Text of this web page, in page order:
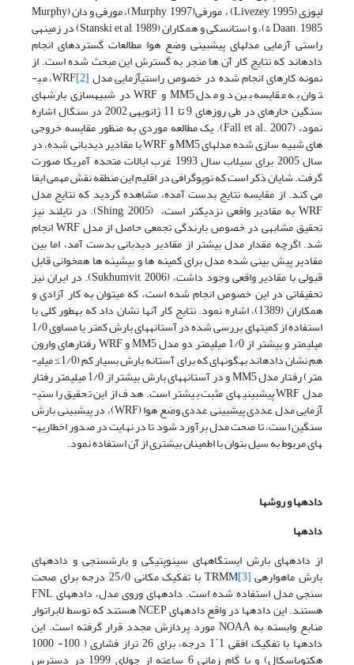
لیوزی (Livezey, 1995) ، مورفی(Murphy, 1997)، مورفی و دان (Murphy
& Daan , 1985)، و استانسکی و همکاران (Stanski et al, 1989) در زمینه­ی
راستی آزمایی مدل­های پیش­بینی وضع هوا مطالعات گسترده­ای انجام
داده­اند که نتایج کار آن ها منجر به گسترش این مبحث شده است. از
نمونه کارهای انجام شده در خصوص راستی­آزمایی مدل WRF[2] ، می­
توان به مقایسه بین دو مدل MM5 و WRF در شبیه­سازی بارش­های
سنگین حاره­ای در طی روزهای 9 تا 11 ژانویه­ی 2002 در سنگال اشاره
نمود، (Fall et al., 2007). یک مطالعه موردی به منظور مقایسه خروجی
های شبیه سازی شده مدل­های MM5 و WRF با مقادیر دیدبانی شده، در
سال 2005 برای سیلاب سال 1993 غرب ایالات متحده آمریکا صورت
گرفت. شایان ذکر است که توپوگرافی در اقلیم این منطقه نقش مهمی ایفا
می کند. از مقایسه نتایج بدست آمده، مشاهده گردید که نتایج مدل
WRF به مقادیر واقعی نزدیکتر است، (Shing, 2005). در تایلند نیز
تحقیق مشابهی در خصوص بارندگی تجمعی حاصل از مدل WRF انجام
شد. اگرچه مقدار مدل بیشتر از مقادیر دیدبانی بدست آمد، اما بین
مقادیر پیش بینی شده مدل برای کمینه ها و بیشینه ها همخوانی قابل
قبولی با مقادیر واقعی وجود داشت، (Sukhumvit, 2006). در ایران نیز
تحقیقاتی در این خصوص انجام شده است، که می­توان به کار آزادی و
همکاران (1389)، اشاره نمود. نتایج کار آن­ها نشان داد که به­طور کلی با
استفاده از کمیت­های بررسی شده در آستانه­های بارش کمتر یا مساوی 1/0
میلی­متر و بیشتر از 1/0 میلی­متر دو مدل MM5 و WRF رفتارهای وارون
هم نشان داده­اند به­گونه­ای که برای آستانه بارش بسیار کم (1/0≥ میلی­
متر) رفتار مدل MM5 و در آستانه­های بارش بیشتر از 1/0 میلی­متر رفتار
مدل WRF پیش­بینی­های مثبت بیشتر است. هدف از این تحقیق راستی­
آزمایی مدل عددی پیش­بینی عددی وضع هوا (WRF)، در پیش­بینی بارش
سنگین است، تا صحت مدل برآورد شود تا در نهایت در صدور اخطاریه­
های مربوط به سیل بتوان با اطمینان بیشتری از آن استفاده نمود.
داده­ها و روش­ها
داده­ها
از داده­های بارش ایستگاه­های سینوپتیکی و بارش­سنجی و داده­های
بارش ماهواره­ی TRMM[3] با تفکیک مکانی 25/0 درجه برای صحت
سنجی مدل استفاده شده است. داده­های وروی مدل­، داده­های FNL
هستند. این داده­ها در واقع داده­های NCEP هستند که توسط لابراتوار
منابع وابسته به NOAA مورد پردازش مجدد قرار گرفته است. این
داده­ها با تفکیک افقی 1´1 درجه، برای 26 تراز فشاری ( 100- 1000
هکتوپاسکال) و با گام زمانی 6 ساعته از جولای 1999 در دسترس